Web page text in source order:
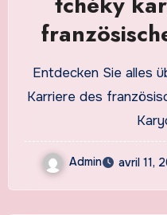
und
Entdecken Sie alles
Karriere des
Admin avril 11,